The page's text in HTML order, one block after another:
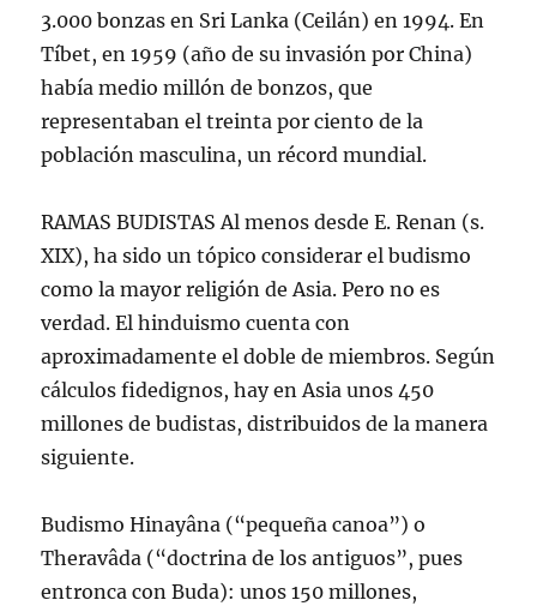
3.000 bonzas en Sri Lanka (Ceilán) en 1994. En
Tíbet, en 1959 (año de su invasión por China)
había medio millón de bonzos, que
representaban el treinta por ciento de la
población masculina, un récord mundial.
RAMAS BUDISTAS Al menos desde E. Renan (s.
XIX), ha sido un tópico considerar el budismo
como la mayor religión de Asia. Pero no es
verdad. El hinduismo cuenta con
aproximadamente el doble de miembros. Según
cálculos fidedignos, hay en Asia unos 450
millones de budistas, distribuidos de la manera
siguiente.
Budismo Hinayâna (“pequeña canoa”) o
Theravâda (“doctrina de los antiguos”, pues
entronca con Buda): unos 150 millones,